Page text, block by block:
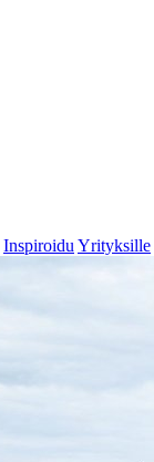
Inspiroidu Yrityksille